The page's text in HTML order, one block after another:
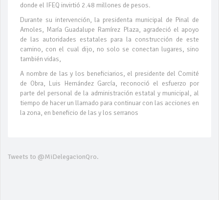
donde el IFEQ invirtió 2.48 millones de pesos.
Durante su intervención, la presidenta municipal de Pinal de
Amoles, María Guadalupe Ramírez Plaza, agradeció el apoyo
de las autoridades estatales para la construcción de este
camino, con el cual dijo, no solo se conectan lugares, sino
también vidas,
A nombre de las y los beneficiarios, el presidente del Comité
de Obra, Luis Hernández García, reconoció el esfuerzo por
parte del personal de la administración estatal y municipal, al
tiempo de hacer un llamado para continuar con las acciones en
la zona, en beneficio de las y los serranos
Tweets to @MiDelegacionQro.